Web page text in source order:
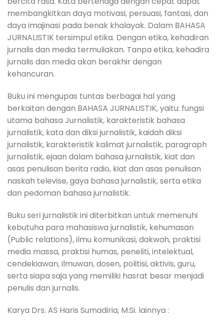
membangkitkan daya motivasi, persuasi, fantasi, dan
daya imajinasi pada benak khalayak. Dalam BAHASA
JURNALISTIK tersimpul etika. Dengan etika, kehadiran
jurnalis dan media termuliakan. Tanpa etika, kehadira
jurnalis dan media akan berakhir dengan
kehancuran.
Buku ini mengupas tuntas berbagai hal yang
berkaitan dengan BAHASA JURNALISTIK, yaitu: fungsi
utama bahasa Jurnalistik, karakteristik bahasa
jurnalistik, kata dan diksi jurnalistik, kaidah diksi
jurnalistik, karakteristik kalimat jurnalistik, paragraph
jurnalistik, ejaan dalam bahasa jurnalistik, kiat dan
asas penulisan berita radio, kiat dan asas penulisan
naskah televise, gaya bahasa jurnalistik, serta etika
dan pedoman bahasa jurnalistik.
Buku seri jurnalistik ini diterbitkan untuk memenuhi
kebutuha para mahasiswa jurnalistik, kehumasan
(Public relations), ilmu komunikasi, dakwah, praktisi
media massa, praktisi humas, peneliti, intelektual,
cendekiawan, ilmuwan, dosen, politisi, aktivis, guru,
serta siapa saja yang memiliki hasrat besar menjadi
penulis dan jurnalis.
Karya Drs. AS Haris Sumadiria, M.Si. lainnya :